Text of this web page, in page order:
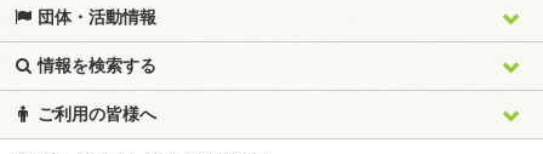
団体・活動情報
情報を検索する
ご利用の皆様へ